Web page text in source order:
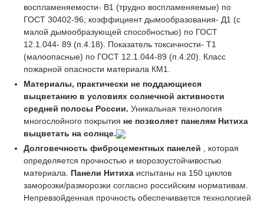
воспламеняемости- В1 (трудно воспламеняемые) по
ГОСТ 30402-96; коэффициент дымообразования- Д1 (с
малой дымообразующей способностью) по ГОСТ
12.1.044- 89 (п.4.18). Показатель токсичности- Т1
(малоопасные) по ГОСТ 12.1.044-89 (п.4.20). Класс
пожарной опасности материала КМ1.
Материалы, практически не поддающиеся
выцветанию в условиях солнечной активности
средней полосы России. Уникальная технология
многослойного покрытия не позволяет панелям Нитиха
выцветать на солнце.
Долговечность фиброцементных панелей
, которая
определяется прочностью и морозоустойчивостью
материала. Панели Нитиха испытаны на 150 циклов
заморозки/разморозки согласно российским нормативам.
Непревзойденная прочность обеспечивается технологией